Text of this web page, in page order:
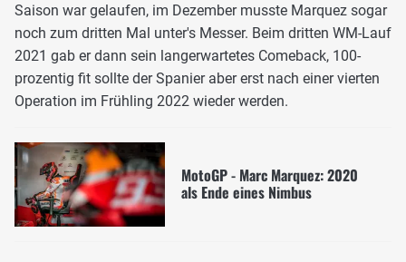
Saison war gelaufen, im Dezember musste Marquez sogar
noch zum dritten Mal unter's Messer. Beim dritten WM-Lauf
2021 gab er dann sein langerwartetes Comeback, 100-
prozentig fit sollte der Spanier aber erst nach einer vierten
Operation im Frühling 2022 wieder werden.
MotoGP - Marc Marquez: 2020
als Ende eines Nimbus